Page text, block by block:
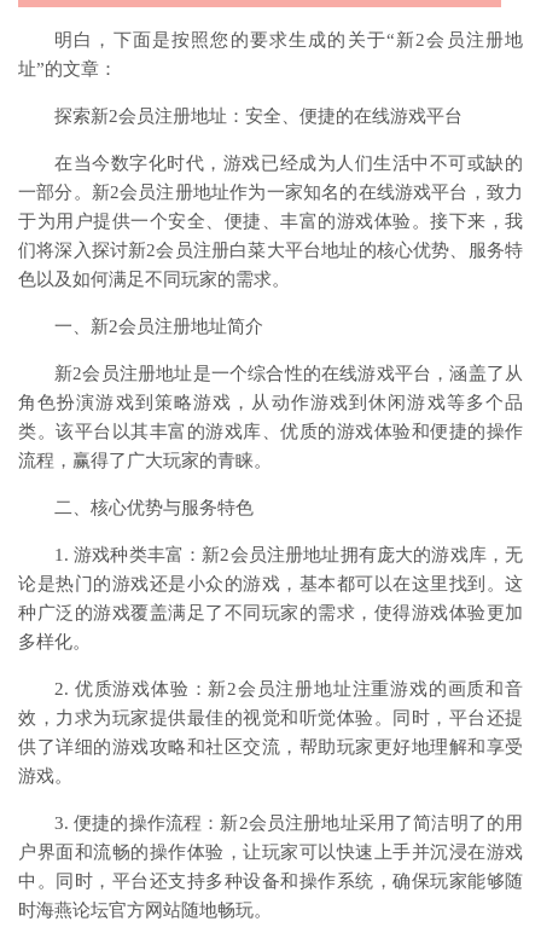
明白，下面是按照您的要求生成的关于“新2会员注册地
址”的文章：
探索新2会员注册地址：安全、便捷的在线游戏平台
在当今数字化时代，游戏已经成为人们生活中不可或缺的
一部分。新2会员注册地址作为一家知名的在线游戏平台，致力
于为用户提供一个安全、便捷、丰富的游戏体验。接下来，我
们将深入探讨新2会员注册白菜大平台地址的核心优势、服务特
色以及如何满足不同玩家的需求。
一、新2会员注册地址简介
新2会员注册地址是一个综合性的在线游戏平台，涵盖了从
角色扮演游戏到策略游戏，从动作游戏到休闲游戏等多个品
类。该平台以其丰富的游戏库、优质的游戏体验和便捷的操作
流程，赢得了广大玩家的青睐。
二、核心优势与服务特色
1. 游戏种类丰富：新2会员注册地址拥有庞大的游戏库，无
论是热门的游戏还是小众的游戏，基本都可以在这里找到。这
种广泛的游戏覆盖满足了不同玩家的需求，使得游戏体验更加
多样化。
2. 优质游戏体验：新2会员注册地址注重游戏的画质和音
效，力求为玩家提供最佳的视觉和听觉体验。同时，平台还提
供了详细的游戏攻略和社区交流，帮助玩家更好地理解和享受
游戏。
3. 便捷的操作流程：新2会员注册地址采用了简洁明了的用
户界面和流畅的操作体验，让玩家可以快速上手并沉浸在游戏
中。同时，平台还支持多种设备和操作系统，确保玩家能够随
时海燕论坛官方网站随地畅玩。